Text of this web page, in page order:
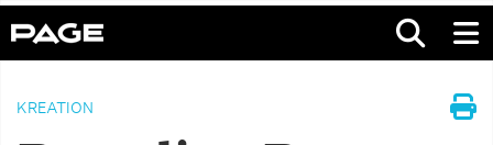
KREATION